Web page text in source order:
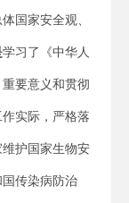
国家安全观、
学习了《中华人
要意义和贯彻
实际，严格落
护国家生物安
传染病防治